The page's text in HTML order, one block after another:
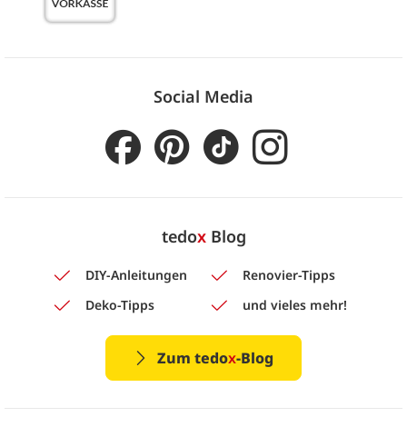
Social Media
tedoxBlog
DIY-Anleitungen
Renovier-Tipps
Deko-Tipps
und vieles mehr!
Zum tedox-Blog